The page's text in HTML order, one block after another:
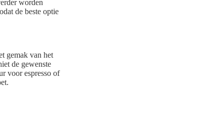
worden
de beste optie
gemak van het
de gewenste
voor espresso of